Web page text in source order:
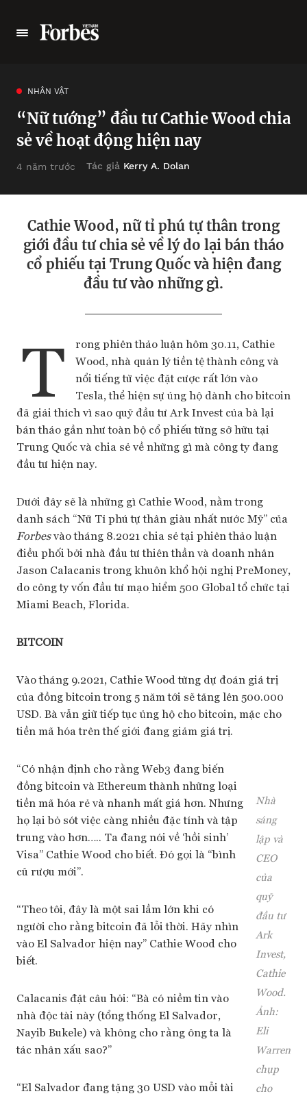
NHÂN VẬT
“Nữ tướng” đầu tư Cathie Wood chia
sẻ về hoạt động hiện nay
4 năm trước Tác giả Kerry A. Dolan
Cathie Wood, nữ tỉ phú tự thân trong
giới đầu tư chia sẻ về lý do lại bán tháo
cổ phiếu tại Trung Quốc và hiện đang
đầu tư vào những gì.
T
rong phiên thảo luận hôm 30.11, Cathie
Wood, nhà quản lý tiền tệ thành công và
nổi tiếng từ việc đặt cược rất lớn vào
Tesla, thể hiện sự ủng hộ dành cho bitcoin
đã giải thích vì sao quỹ đầu tư Ark Invest của bà lại
bán tháo gần như toàn bộ cổ phiếu từng sở hữu tại
Trung Quốc và chia sẻ về những gì mà công ty đang
đầu tư hiện nay.
Dưới đây sẽ là những gì Cathie Wood, nằm trong
danh sách “Nữ Tỉ phú tự thân giàu nhất nước Mỹ” của
Forbesvào tháng 8.2021 chia sẻ tại phiên thảo luận
điều phối bởi nhà đầu tư thiên thần và doanh nhân
Jason Calacanis trong khuôn khổ hội nghị PreMoney,
do công ty vốn đầu tư mạo hiểm 500 Global tổ chức tại
Miami Beach, Florida.
BITCOIN
Vào tháng 9.2021, Cathie Wood từng dự đoán giá trị
của đồng bitcoin trong 5 năm tới sẽ tăng lên 500.000
USD. Bà vẫn giữ tiếp tục ủng hộ cho bitcoin, mặc cho
tiền mã hóa trên thế giới đang giảm giá trị.
Nhà
sáng
lập và
CEO
của
quỹ
đầu tư
Ark
Invest,
Cathie
Wood.
Ảnh:
Eli
Warren
chụp
cho
“Có nhận định cho rằng Web3 đang biến
đồng bitcoin và Ethereum thành những loại
tiền mã hóa rẻ và nhanh mất giá hơn. Nhưng
họ lại bỏ sót việc càng nhiều đặc tính và tập
trung vào hơn….. Ta đang nói về ‘hồi sinh’
Visa” Cathie Wood cho biết. Đó gọi là “bình
cũ rượu mới”.
“Theo tôi, đây là một sai lầm lớn khi có
người cho rằng bitcoin đã lỗi thời. Hãy nhìn
vào El Salvador hiện nay” Cathie Wood cho
biết.
Calacanis đặt câu hỏi: “Bà có niềm tin vào
nhà độc tài này (tổng thống El Salvador,
Nayib Bukele) và không cho rằng ông ta là
tác nhân xấu sao?”
“El Salvador đang tặng 30 USD vào mỗi tài